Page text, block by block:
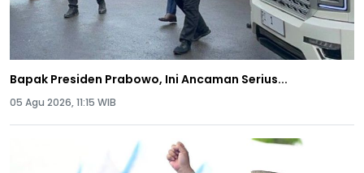
Bapak Presiden Prabowo, Ini Ancaman Serius...
05 Agu 2026, 11:15 WIB